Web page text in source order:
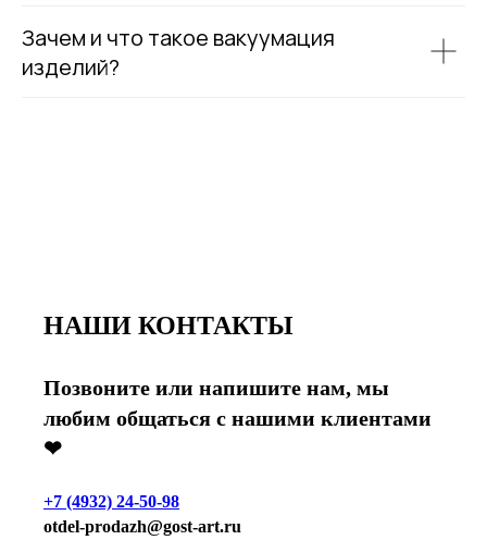
Зачем и что такое вакуумация
изделий?
НАШИ КОНТАКТЫ
Позвоните или напишите нам, мы
любим общаться с нашими клиентами
❤
+7 (4932) 24-50-98
otdel-prodazh@gost-art.ru